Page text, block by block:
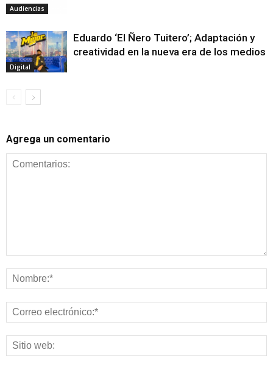
Audiencias
Digital
Eduardo ‘El Ñero Tuitero’; Adaptación y
creatividad en la nueva era de los medios
Agrega un comentario